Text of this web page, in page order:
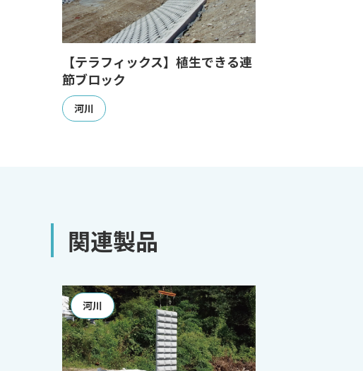
【テラフィックス】植生できる連
節ブロック
河川
関連製品
河川